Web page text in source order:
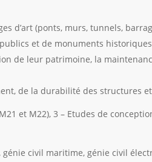
d’art (ponts, murs, tunnels,
et de monuments
de leur patrimoine, la
de la durabilité des structures
et M22), 3 – Etudes de
civil maritime, génie civil